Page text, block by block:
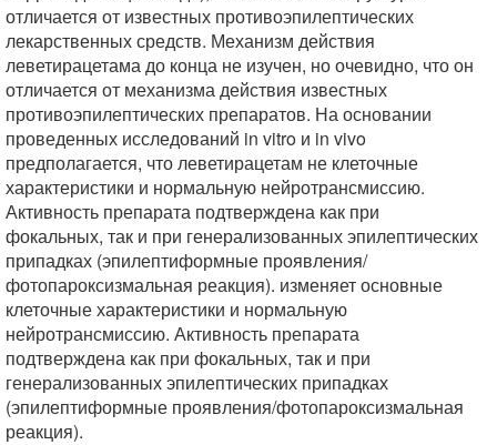
отличается от известных противоэпилептических
лекарственных средств. Механизм действия
леветирацетама до конца не изучен, но очевидно, что он
отличается от механизма действия известных
противоэпилептических препаратов. На основании
проведенных исследований in vitro и in vivo
предполагается, что леветирацетам не клеточные
характеристики и нормальную нейротрансмиссию.
Активность препарата подтверждена как при
фокальных, так и при генерализованных эпилептических
припадках (эпилептиформные проявления/
фотопароксизмальная реакция). изменяет основные
клеточные характеристики и нормальную
нейротрансмиссию. Активность препарата
подтверждена как при фокальных, так и при
генерализованных эпилептических припадках
(эпилептиформные проявления/фотопароксизмальная
реакция).